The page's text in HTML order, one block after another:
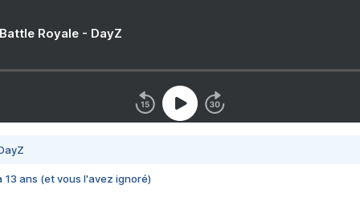
Royale - DayZ
13 ans (et vous l'avez ignoré)